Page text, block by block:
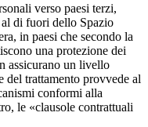
verso paesi terzi,
di fuori dello Spazio
in paesi che secondo la
una protezione dei
assicurano un livello
del trattamento provvede al
conformi alla
le «clausole contrattuali